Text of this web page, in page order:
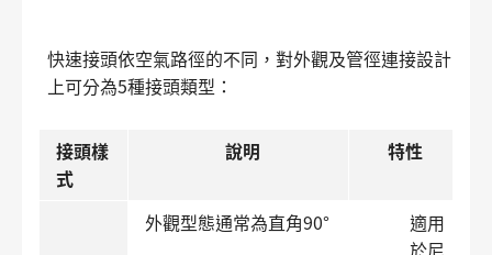
快速接頭依空氣路徑的不同，對外觀及管徑連接設計
上可分為5種接頭類型：
接頭樣
式
說明 特性
外觀型態通常為直角90°
適用
於尼